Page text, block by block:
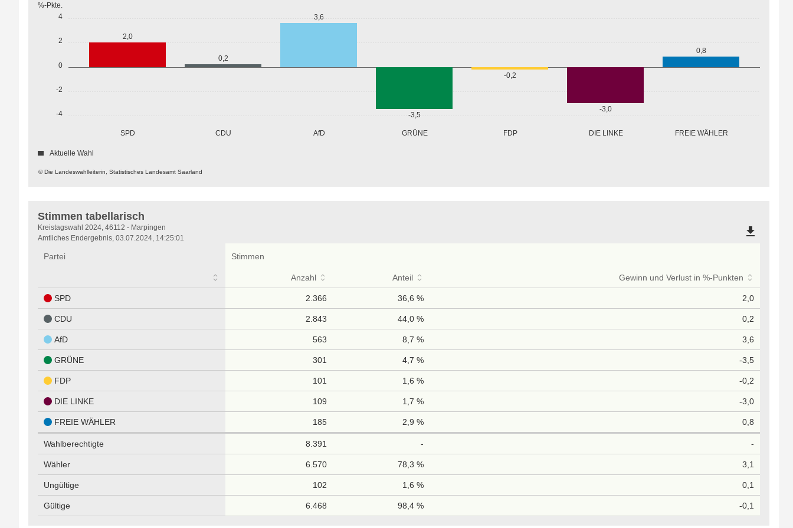
-4
-2
0
2
4
%-Pkte.
SPD CDU AfD GRÜNE FDP DIE LINKE FREIE WÄHLER
2,0
0,2
3,6
-3,5
-0,2
-3,0
0,8
© Die Landeswahlleiterin, Statistisches Landesamt Saarland
Aktuelle Wahl
Stimmen tabellarisch
Stimmen
tabellarisch
Kreistagswahl 2024, 46112 - Marpingen
Amtliches Endergebnis, 03.07.2024, 14:25:01
file_download
Partei Stimmen
Anzahl Anteil Gewinn und Verlust in %-Punkten
SPD 2.366 36,6 % 2,0
CDU 2.843 44,0 % 0,2
AfD 563 8,7 % 3,6
GRÜNE 301 4,7 % -3,5
FDP 101 1,6 % -0,2
DIE LINKE 109 1,7 % -3,0
FREIE WÄHLER 185 2,9 % 0,8
Wahlberechtigte 8.391 - -
Wähler 6.570 78,3 % 3,1
Ungültige 102 1,6 % 0,1
Gültige 6.468 98,4 % -0,1